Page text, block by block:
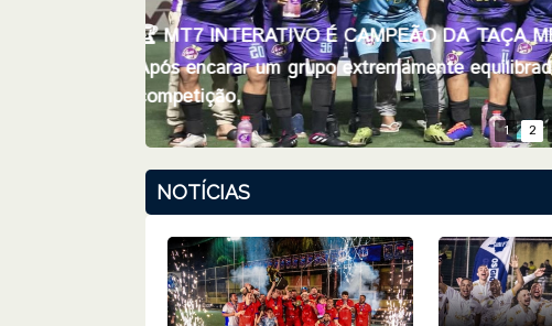
1 2
🏆 MT7 INTERATIVO É CAMPEÃO DA TAÇA
Após encarar um grupo extremamente
competição,
NOTÍCIAS